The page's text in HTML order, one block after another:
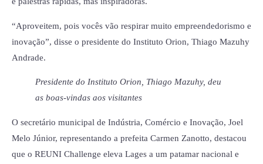
“Aproveitem, pois vocês vão respirar muito empreendedorismo e
inovação”, disse o presidente do Instituto Orion, Thiago Mazuhy
Andrade.
Presidente do Instituto Orion, Thiago Mazuhy, deu
as boas-vindas aos visitantes
O secretário municipal de Indústria, Comércio e Inovação, Joel
Melo Júnior, representando a prefeita Carmen Zanotto, destacou
que o REUNI Challenge eleva Lages a um patamar nacional e